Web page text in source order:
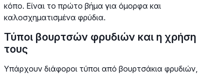
κόπο. Είναι το πρώτο βήμα για όμορφα και
καλοσχηματισμένα φρύδια.
Τύποι βουρτσών φρυδιών και η χρήση
τους
Υπάρχουν διάφοροι τύποι από βουρτσάκια φρυδιών,